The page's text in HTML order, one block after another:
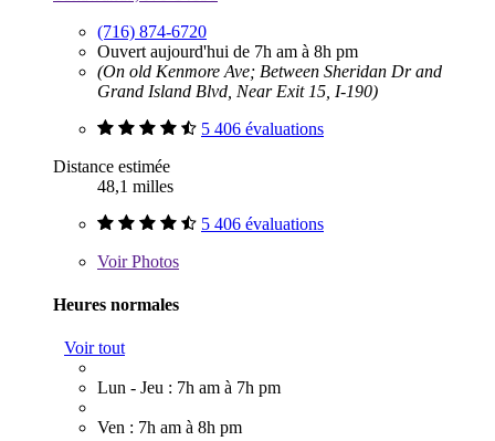
(716) 874-6720
Ouvert aujourd'hui de 7h am à 8h pm
(On old Kenmore Ave; Between Sheridan Dr and
Grand Island Blvd, Near Exit 15, I-190)
5 406 évaluations
Distance estimée
48,1 milles
5 406 évaluations
VoirPhotos
Heures normales
Voir tout
Lun - Jeu : 7h am à 7h pm
Ven : 7h am à 8h pm